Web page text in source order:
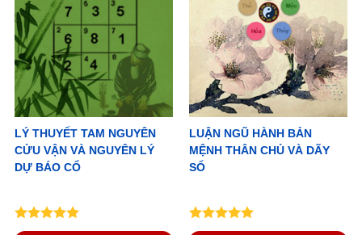
LÝ THUYẾT TAM NGUYÊN
CỬU VẬN VÀ NGUYÊN LÝ
DỰ BÁO CỔ
LUẬN NGŨ HÀNH BẢN
MỆNH THÂN CHỦ VÀ DÃY
SỐ